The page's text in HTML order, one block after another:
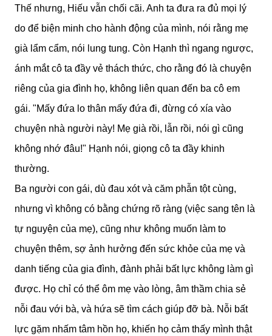
Thế nhưng, Hiếu vẫn chối cãi. Anh ta đưa ra đủ mọi lý
do để biện minh cho hành động của mình, nói rằng mẹ
già lẩm cẩm, nói lung tung. Còn Hạnh thì ngang ngược,
ánh mắt cô ta đầy vẻ thách thức, cho rằng đó là chuyện
riêng của gia đình họ, không liên quan đến ba cô em
gái. "Mấy đứa lo thân mấy đứa đi, đừng có xía vào
chuyện nhà người này! Mẹ già rồi, lẫn rồi, nói gì cũng
không nhớ đâu!" Hạnh nói, giọng cô ta đầy khinh
thường.
Ba người con gái, dù đau xót và căm phẫn tột cùng,
nhưng vì không có bằng chứng rõ ràng (việc sang tên là
tự nguyện của mẹ), cũng như không muốn làm to
chuyện thêm, sợ ảnh hưởng đến sức khỏe của mẹ và
danh tiếng của gia đình, đành phải bất lực không làm gì
được. Họ chỉ có thể ôm mẹ vào lòng, âm thầm chia sẻ
nỗi đau với bà, và hứa sẽ tìm cách giúp đỡ bà. Nỗi bất
lực gặm nhấm tâm hồn họ, khiến họ cảm thấy mình thật